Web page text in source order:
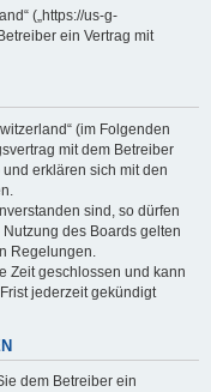
(„https://us-g-
ein Vertrag mit
(im Folgenden
mit dem Betreiber
erklären sich mit den
sind, so dürfen
des Boards gelten
Regelungen.
Zeit geschlossen und kann
jederzeit gekündigt
dem Betreiber ein